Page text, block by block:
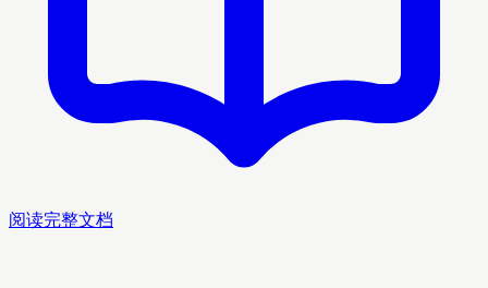
阅读完整文档